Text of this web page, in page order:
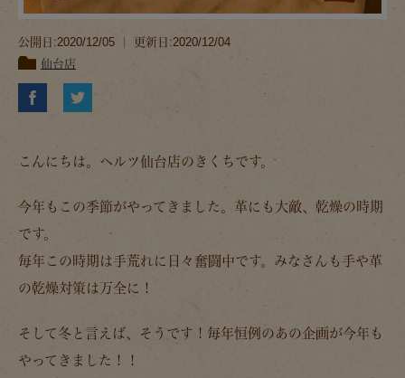
公開日:2020/12/05 ｜ 更新日:2020/12/04
仙台店
こんにちは。ヘルツ仙台店のきくちです。
今年もこの季節がやってきました。革にも大敵、乾燥の時期
です。
毎年この時期は手荒れに日々奮闘中です。みなさんも手や革
の乾燥対策は万全に！
そして冬と言えば、そうです！毎年恒例のあの企画が今年も
やってきました！！